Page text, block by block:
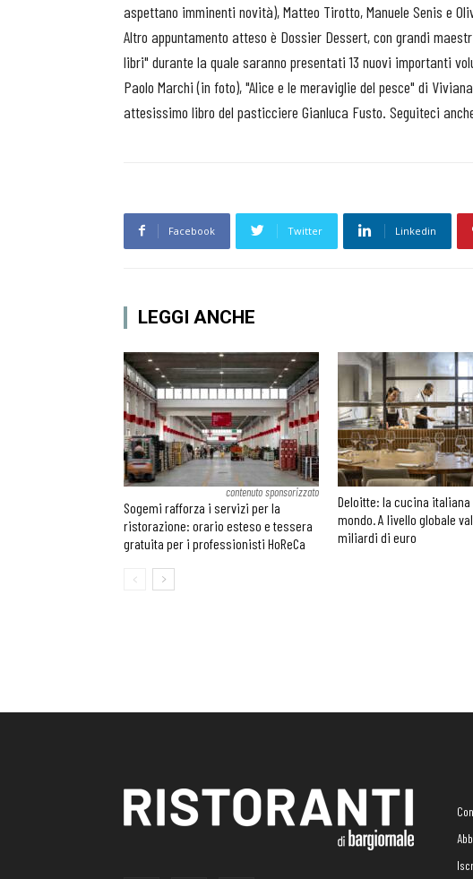
aspettano imminenti novità), Matteo Tirotto, Manuele Senis e
Altro appuntamento atteso è Dossier Dessert, con grandi
libri" durante la quale saranno presentati 13 nuovi importanti
Paolo Marchi (in foto), "Alice e le meraviglie del pesce" di
attesissimo libro del pasticciere Gianluca Fusto. Seguiteci
Facebook Twitter Linkedin
LEGGI ANCHE
contenuto sponsorizzato
Sogemi rafforza i servizi per la
ristorazione: orario esteso e tessera
gratuita per i professionisti HoReCa
Deloitte: la cucina italiana
mondo. A livello globale
miliardi di euro